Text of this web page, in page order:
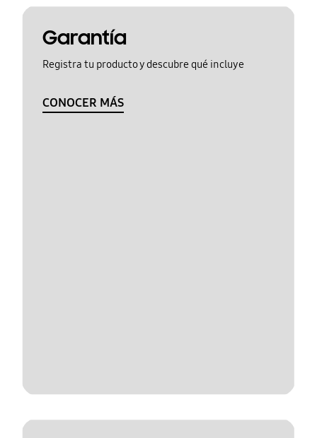
Garantía
Registra tu producto y descubre qué incluye
CONOCER MÁS